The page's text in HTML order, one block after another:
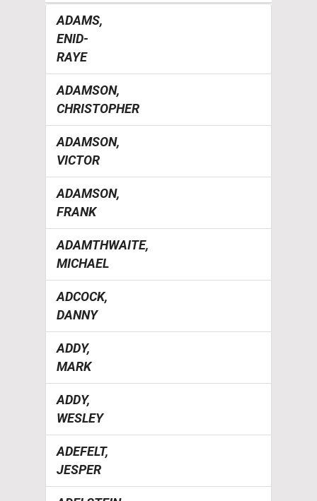
ADAMS,
ENID-
RAYE
ADAMSON,
CHRISTOPHER
ADAMSON,
VICTOR
ADAMSON,
FRANK
ADAMTHWAITE,
MICHAEL
ADCOCK,
DANNY
ADDY,
MARK
ADDY,
WESLEY
ADEFELT,
JESPER